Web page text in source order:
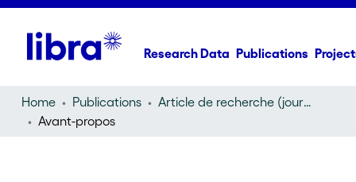
Research Data Publications
Home Publications
Article de recherche (journal article)
Avant-propos